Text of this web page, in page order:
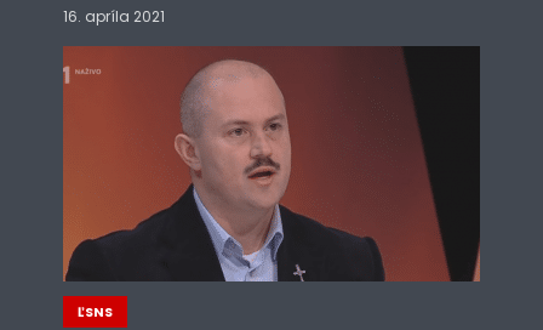
16. apríla 2021
ĽSNS